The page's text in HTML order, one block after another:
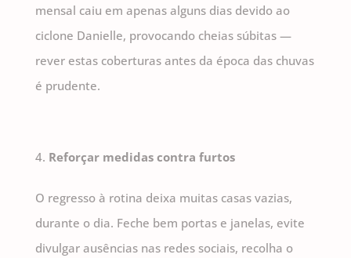
mensal caiu em apenas alguns dias devido ao
ciclone Danielle, provocando cheias súbitas —
rever estas coberturas antes da época das chuvas
é prudente.
Reforçar medidas contra furtos
O regresso à rotina deixa muitas casas vazias,
durante o dia. Feche bem portas e janelas, evite
divulgar ausências nas redes sociais, recolha o